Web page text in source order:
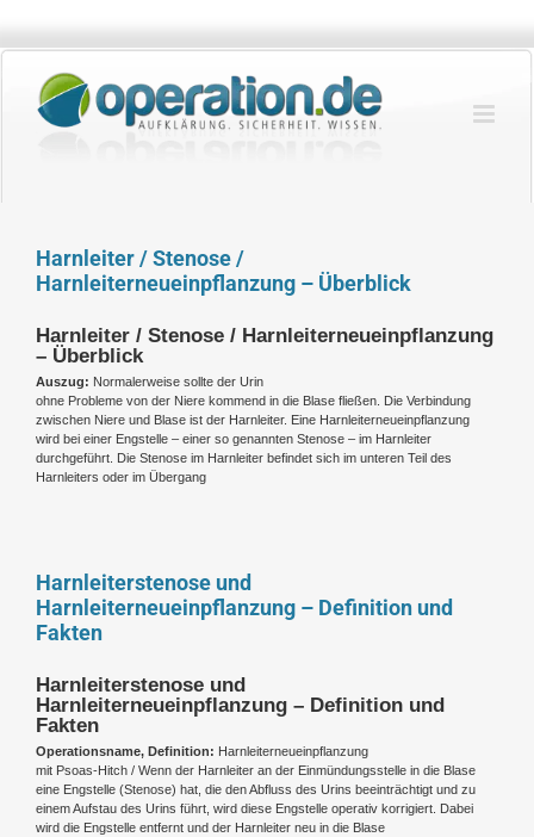
springen
Harnleiter / Stenose /
Harnleiterneueinpflanzung – Überblick
Harnleiter / Stenose / Harnleiterneueinpflanzung
– Überblick
Auszug: Normalerweise sollte der Urin
ohne Probleme von der Niere kommend in die Blase fließen. Die Verbindung
zwischen Niere und Blase ist der Harnleiter. Eine Harnleiterneueinpflanzung
wird bei einer Engstelle – einer so genannten Stenose – im Harnleiter
durchgeführt. Die Stenose im Harnleiter befindet sich im unteren Teil des
Harnleiters oder im Übergang
Harnleiterstenose und
Harnleiterneueinpflanzung – Definition und
Fakten
Harnleiterstenose und
Harnleiterneueinpflanzung – Definition und
Fakten
Operationsname, Definition: Harnleiterneueinpflanzung
mit Psoas-Hitch / Wenn der Harnleiter an der Einmündungsstelle in die Blase
eine Engstelle (Stenose) hat, die den Abfluss des Urins beeinträchtigt und zu
einem Aufstau des Urins führt, wird diese Engstelle operativ korrigiert. Dabei
wird die Engstelle entfernt und der Harnleiter neu in die Blase